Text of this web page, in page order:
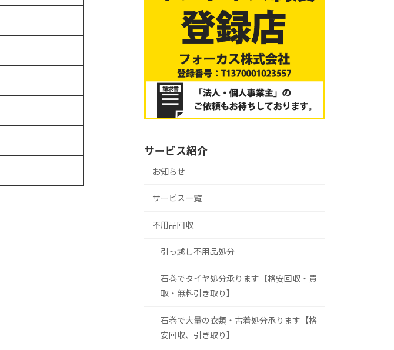
サービス紹介
お知らせ
サービス一覧
不用品回収
引っ越し不用品処分
石巻でタイヤ処分承ります【格安回収・買
取・無料引き取り】
石巻で大量の衣類・古着処分承ります【格
安回収、引き取り】